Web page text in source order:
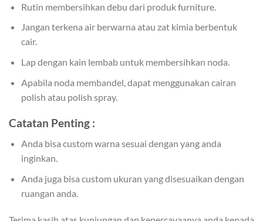
Rutin membersihkan debu dari produk furniture.
Jangan terkena air berwarna atau zat kimia berbentuk
cair.
Lap dengan kain lembab untuk membersihkan noda.
Apabila noda membandel, dapat menggunakan cairan
polish atau polish spray.
Catatan Penting :
Anda bisa custom warna sesuai dengan yang anda
inginkan.
Anda juga bisa custom ukuran yang disesuaikan dengan
ruangan anda.